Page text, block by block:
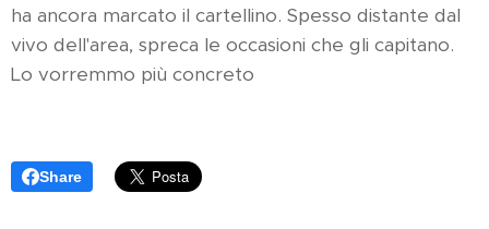
ha ancora marcato il cartellino. Spesso distante dal
vivo dell'area, spreca le occasioni che gli capitano.
Lo vorremmo più concreto
Share